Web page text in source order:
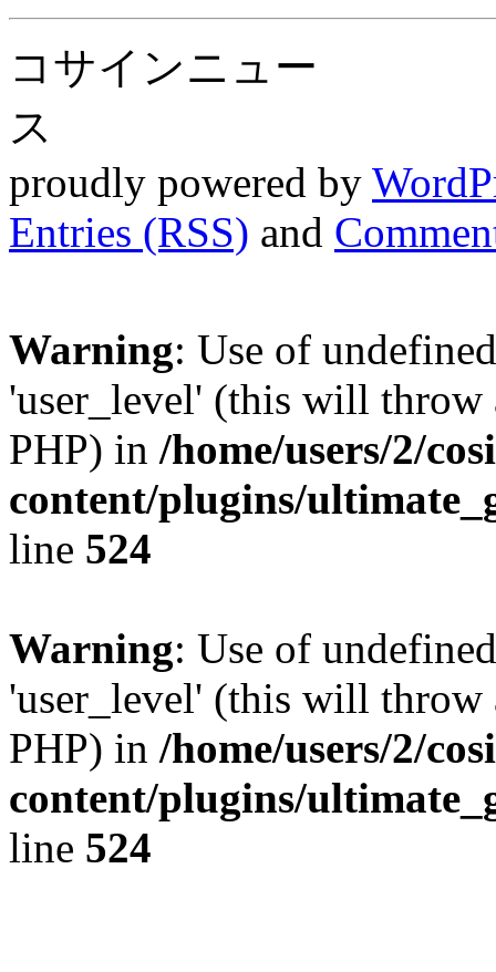
コサインニュー
proudly powered by
Entries (RSS) and
Warning: Use of
'user_level' (this will
PHP) in /home/users/2/
content/plugins/
line 524
Warning: Use of
'user_level' (this will
PHP) in /home/users/2/
content/plugins/
line 524